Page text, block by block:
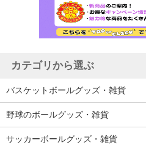
カテゴリから選ぶ
バスケットボールグッズ・雑貨
野球のボールグッズ・雑貨
サッカーボールグッズ・雑貨